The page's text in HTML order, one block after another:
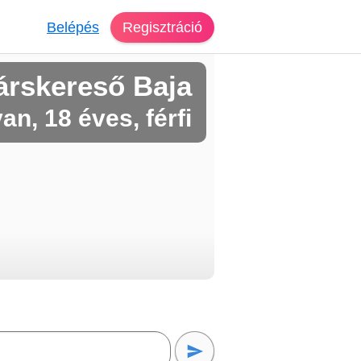
Belépés Regisztráció
Baja
18 éves, férfi